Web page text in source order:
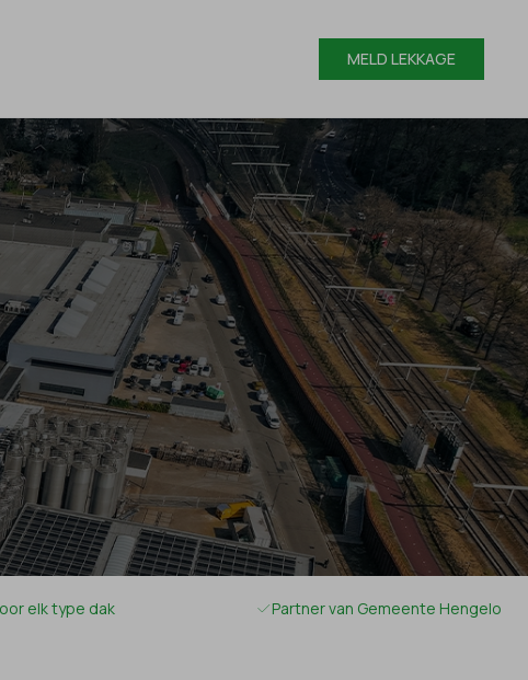
MELD LEKKAGE
elk type dak Partner van Gemeente Hengelo